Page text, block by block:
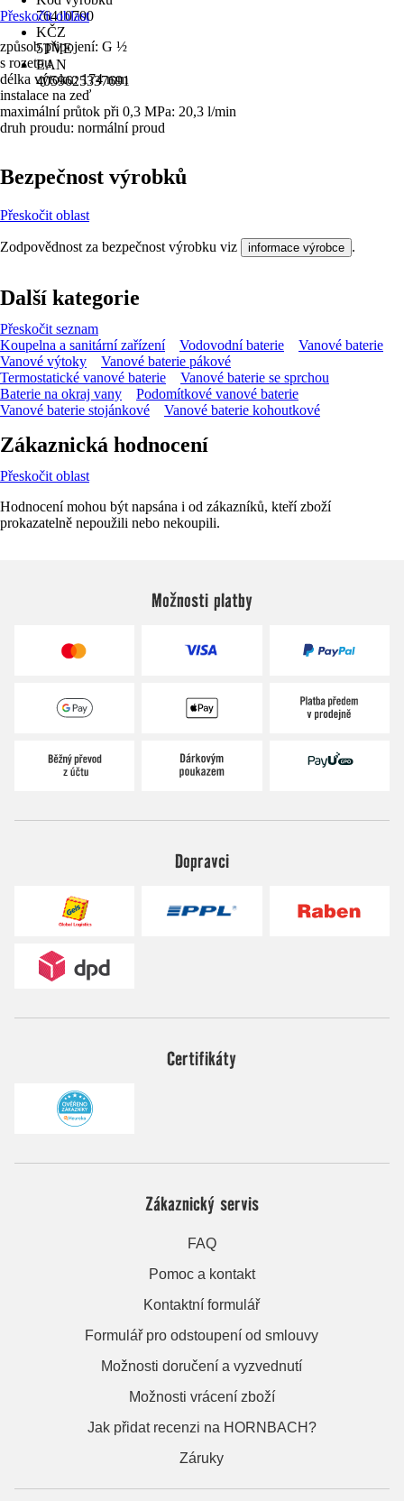
76410700
KČZ
5TVE
EAN
4059625337691
Přeskočit oblast
způsob připojení: G ½
s rozetou
délka výtoku: 174 mm
instalace na zeď
maximální průtok při 0,3 MPa: 20,3 l/min
druh proudu: normální proud
Bezpečnost výrobků
Přeskočit oblast
Zodpovědnost za bezpečnost výrobku viz informace výrobce .
Další kategorie
Přeskočit seznam
Koupelna a sanitární zařízení
Vodovodní baterie
Vanové baterie
Vanové výtoky
Vanové baterie pákové
Termostatické vanové baterie
Vanové baterie se sprchou
Baterie na okraj vany
Podomítkové vanové baterie
Vanové baterie stojánkové
Vanové baterie kohoutkové
Zákaznická hodnocení
Přeskočit oblast
Hodnocení mohou být napsána i od zákazníků, kteří zboží
prokazatelně nepoužili nebo nekoupili.
Možnosti platby
Dopravci
Certifikáty
Zákaznický servis
FAQ
Pomoc a kontakt
Kontaktní formulář
Formulář pro odstoupení od smlouvy
Možnosti doručení a vyzvednutí
Možnosti vrácení zboží
Jak přidat recenzi na HORNBACH?
Záruky